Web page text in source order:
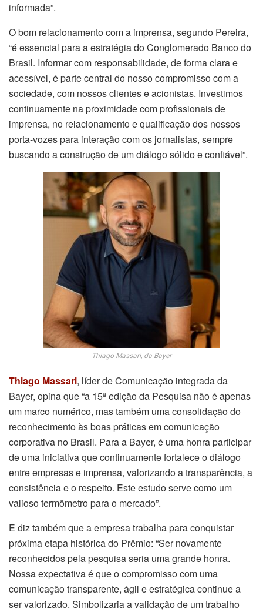
informada”.
O bom relacionamento com a imprensa, segundo Pereira,
“é essencial para a estratégia do Conglomerado Banco do
Brasil. Informar com responsabilidade, de forma clara e
acessível, é parte central do nosso compromisso com a
sociedade, com nossos clientes e acionistas. Investimos
continuamente na proximidade com profissionais de
imprensa, no relacionamento e qualificação dos nossos
porta-vozes para interação com os jornalistas, sempre
buscando a construção de um diálogo sólido e confiável”.
Thiago Massari, da Bayer
Thiago Massari, líder de Comunicação integrada da
Bayer, opina que “a 15ª edição da Pesquisa não é apenas
um marco numérico, mas também uma consolidação do
reconhecimento às boas práticas em comunicação
corporativa no Brasil. Para a Bayer, é uma honra participar
de uma iniciativa que continuamente fortalece o diálogo
entre empresas e imprensa, valorizando a transparência, a
consistência e o respeito. Este estudo serve como um
valioso termômetro para o mercado”.
E diz também que a empresa trabalha para conquistar
próxima etapa histórica do Prêmio: “Ser novamente
reconhecidos pela pesquisa seria uma grande honra.
Nossa expectativa é que o compromisso com uma
comunicação transparente, ágil e estratégica continue a
ser valorizado. Simbolizaria a validação de um trabalho